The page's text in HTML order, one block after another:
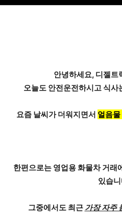
안녕하세요, 디젤트
오늘도 안전운전하시고 식사
요즘 날씨가 더워지면서 얼음
한편으로는 영업용 화물차 거래
있습
그중에서도 최근 가장 자주